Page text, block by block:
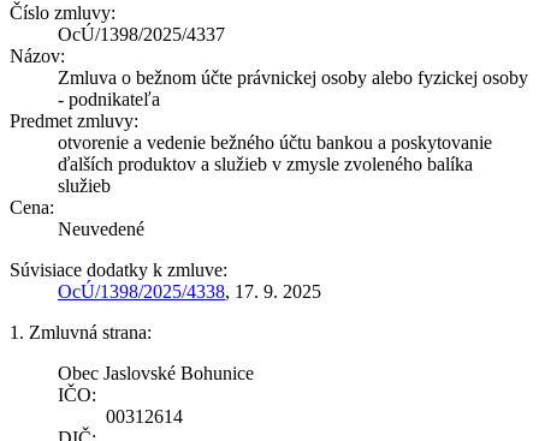
Číslo zmluvy:
OcÚ/1398/2025/4337
Názov:
Zmluva o bežnom účte právnickej osoby alebo fyzickej osoby
- podnikateľa
Predmet zmluvy:
otvorenie a vedenie bežného účtu bankou a poskytovanie
ďalších produktov a služieb v zmysle zvoleného balíka
služieb
Cena:
Neuvedené
Súvisiace dodatky k zmluve:
OcÚ/1398/2025/4338, 17. 9. 2025
1. Zmluvná strana:
Obec Jaslovské Bohunice
IČO:
00312614